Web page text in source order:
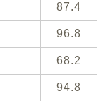
87.4
96.8
68.2
94.8